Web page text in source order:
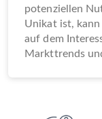
potenziellen
Unikat ist,
auf dem
Markttrends